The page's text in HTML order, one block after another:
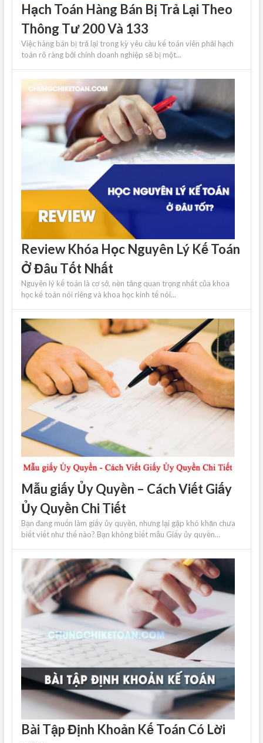
Hạch Toán Hàng Bán Bị Trả Lại Theo
Thông Tư 200 Và 133
Việc hàng bán bị trả lại trong kỳ yêu cầu kế toán viên phải hạch
toán rõ ràng bởi chính doanh nghiệp sẽ bị một...
Review Khóa Học Nguyên Lý Kế Toán
Ở Đâu Tốt Nhất
Nguyên lý kế toán là cơ sở, nền tảng quan trọng nhất của khoa
học kế toán nói riêng và khoa học kinh tế nói...
Mẫu giấy Ủy Quyền – Cách Viết Giấy
Ủy Quyền Chi Tiết
Bạn đang muốn làm giấy ủy quyền, nhưng lại gặp khó khăn chưa
biết viết như thế nào? Bạn không biết mẫu Giấy ủy quyền...
Bài Tập Định Khoản Kế Toán Có Lời